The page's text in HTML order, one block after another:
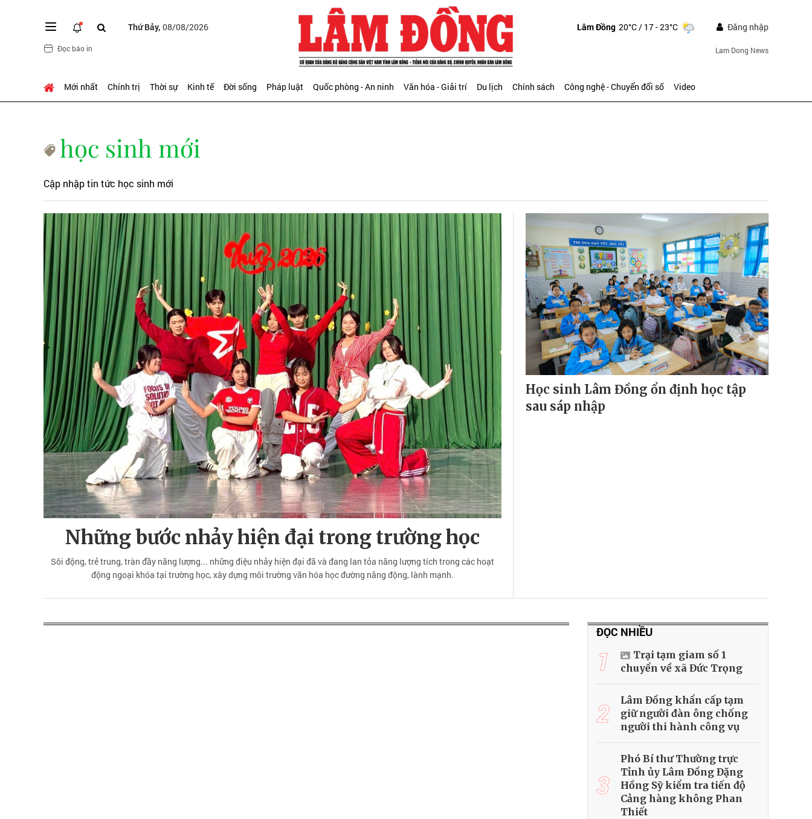
Thứ Bảy, 08/08/2026
Đọc báo in
Lâm Đồng 20°C/ 17 - 23°C Đăng nhập
Lam Dong News
Mới nhất Chính trị Thời sự Kinh tế Đời sống Pháp luật Quốc phòng - An ninh Văn hóa - Giải trí Du lịch Chính sách Công nghệ - Chuyển đổi số Video
học sinh mới
Cập nhập tin tức học sinh mới
Những bước nhảy hiện đại trong trường học
Sôi động, trẻ trung, tràn đầy năng lượng... những điệu nhảy hiện đại đã và đang lan tỏa năng lượng tích trong các hoạt
động ngoại khóa tại trường học, xây dựng môi trường văn hóa học đường năng động, lành mạnh.
Học sinh Lâm Đồng ổn định học tập
sau sáp nhập
ĐỌC NHIỀU
1
Trại tạm giam số 1
chuyển về xã Đức Trọng
2
Lâm Đồng khẩn cấp tạm
giữ người đàn ông chống
người thi hành công vụ
3
Phó Bí thư Thường trực
Tỉnh ủy Lâm Đồng Đặng
Hồng Sỹ kiểm tra tiến độ
Cảng hàng không Phan
Thiết